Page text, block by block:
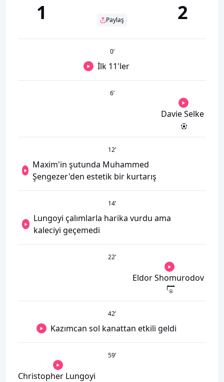
1 Paylaş 2
0’
İlk 11'ler
6’
Davie Selke
12’
Maxim'in şutunda Muhammed
Şengezer'den estetik bir kurtarış
14’
Lungoyi çalımlarla harika vurdu ama
kaleciyi geçemedi
22’
Eldor Shomurodov
42’
Kazımcan sol kanattan etkili geldi
59’
Christopher Lungoyi